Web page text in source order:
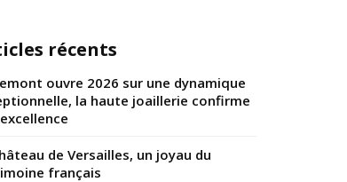
récents
ouvre 2026 sur une dynamique
la haute joaillerie confirme
de Versailles, un joyau du
français